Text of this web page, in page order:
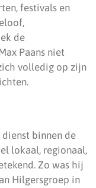
festivals en
de
Paans niet
volledig op zijn
dienst binnen de
lokaal, regionaal,
Zo was hij
Hilgersgroep in